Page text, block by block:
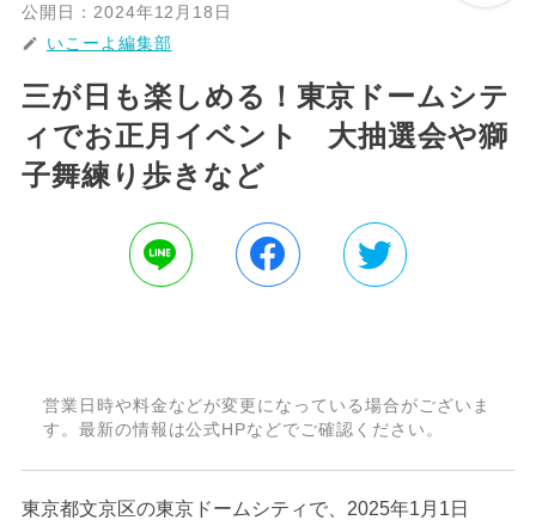
公開日： 2024年12月18日
いこーよ編集部
三が日も楽しめる！東京ドームシテ
ィでお正月イベント 大抽選会や獅
子舞練り歩きなど
営業日時や料金などが変更になっている場合がございま
す。最新の情報は公式HPなどでご確認ください。
東京都文京区の東京ドームシティで、2025年1月1日